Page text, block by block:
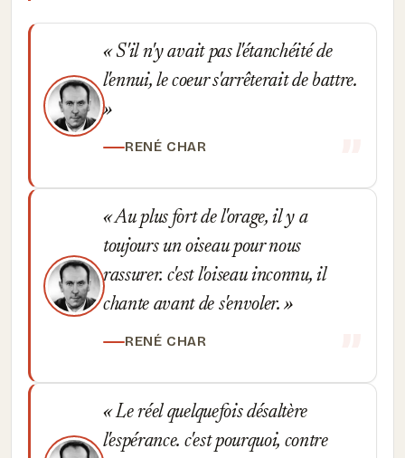
S'il n'y avait pas l'étanchéité de
l'ennui, le coeur s'arrêterait de battre.
RENÉ CHAR
Au plus fort de l'orage, il y a
toujours un oiseau pour nous
rassurer. c'est l'oiseau inconnu, il
chante avant de s'envoler.
RENÉ CHAR
Le réel quelquefois désaltère
l'espérance. c'est pourquoi, contre